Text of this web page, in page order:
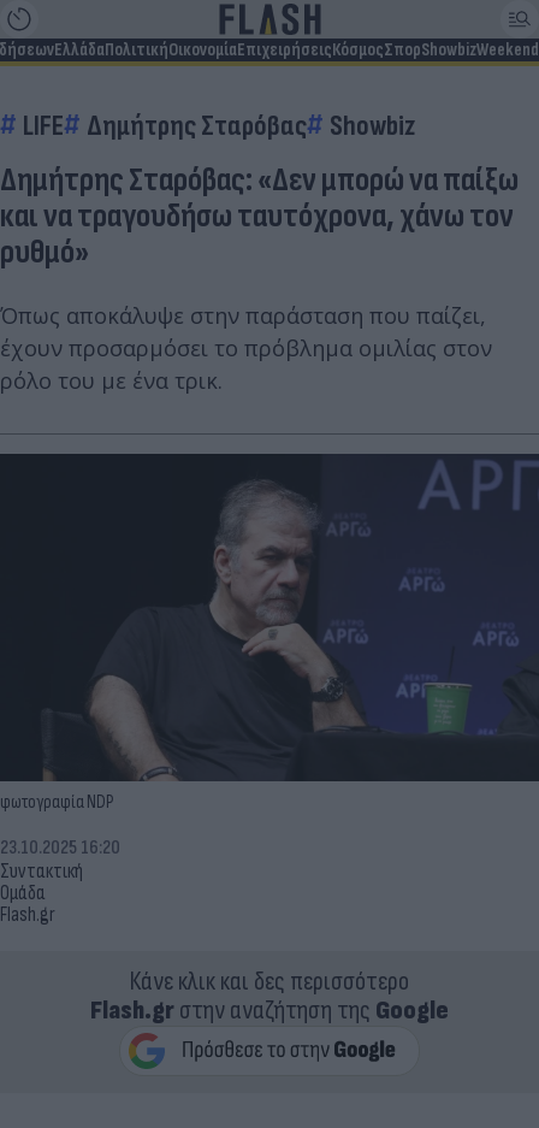
ΕλλάδαΠολιτικήΟικονομίαΕπιχειρήσειςΚόσμοςΣπορShowbizWeekend
LIFE Δημήτρης Σταρόβας Showbiz
Δημήτρης Σταρόβας: «Δεν μπορώ να παίξω
και να τραγουδήσω ταυτόχρονα, χάνω τον
ρυθμό»
Όπως αποκάλυψε στην παράσταση που παίζει,
έχουν προσαρμόσει το πρόβλημα ομιλίας στον
ρόλο του με ένα τρικ.
φωτογραφία NDP
Συντακτική
Ομάδα
Flash.gr
23.10.2025 16:20
Κάνε κλικ και δες περισσότερο
Flash.grστην αναζήτηση της Google